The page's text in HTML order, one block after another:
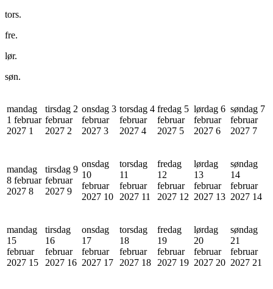
tors.
fre.
lør.
søn.
mandag
1 februar
2027 1
tirsdag 2
februar
2027 2
onsdag 3
februar
2027 3
torsdag 4
februar
2027 4
fredag 5
februar
2027 5
lørdag 6
februar
2027 6
søndag 7
februar
2027 7
mandag
8 februar
2027 8
tirsdag 9
februar
2027 9
onsdag
10
februar
2027 10
torsdag
11
februar
2027 11
fredag
12
februar
2027 12
lørdag
13
februar
2027 13
søndag
14
februar
2027 14
mandag
15
februar
2027 15
tirsdag
16
februar
2027 16
onsdag
17
februar
2027 17
torsdag
18
februar
2027 18
fredag
19
februar
2027 19
lørdag
20
februar
2027 20
søndag
21
februar
2027 21